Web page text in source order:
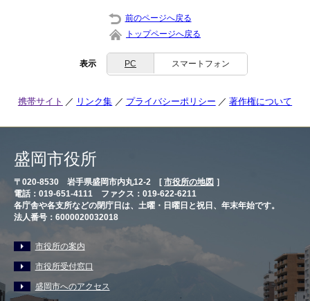
前のページへ戻る
トップページへ戻る
表示 PC スマートフォン
携帯サイト リンク集 プライバシーポリシー 著作権について
盛岡市役所
〒020-8530 岩手県盛岡市内丸12-2 [ 市役所の地図 ］
電話：019-651-4111 ファクス：019-622-6211
各庁舎や各支所などの閉庁日は、土曜・日曜日と祝日、年末年始です。
法人番号：6000020032018
市役所の案内
市役所受付窓口
盛岡市へのアクセス